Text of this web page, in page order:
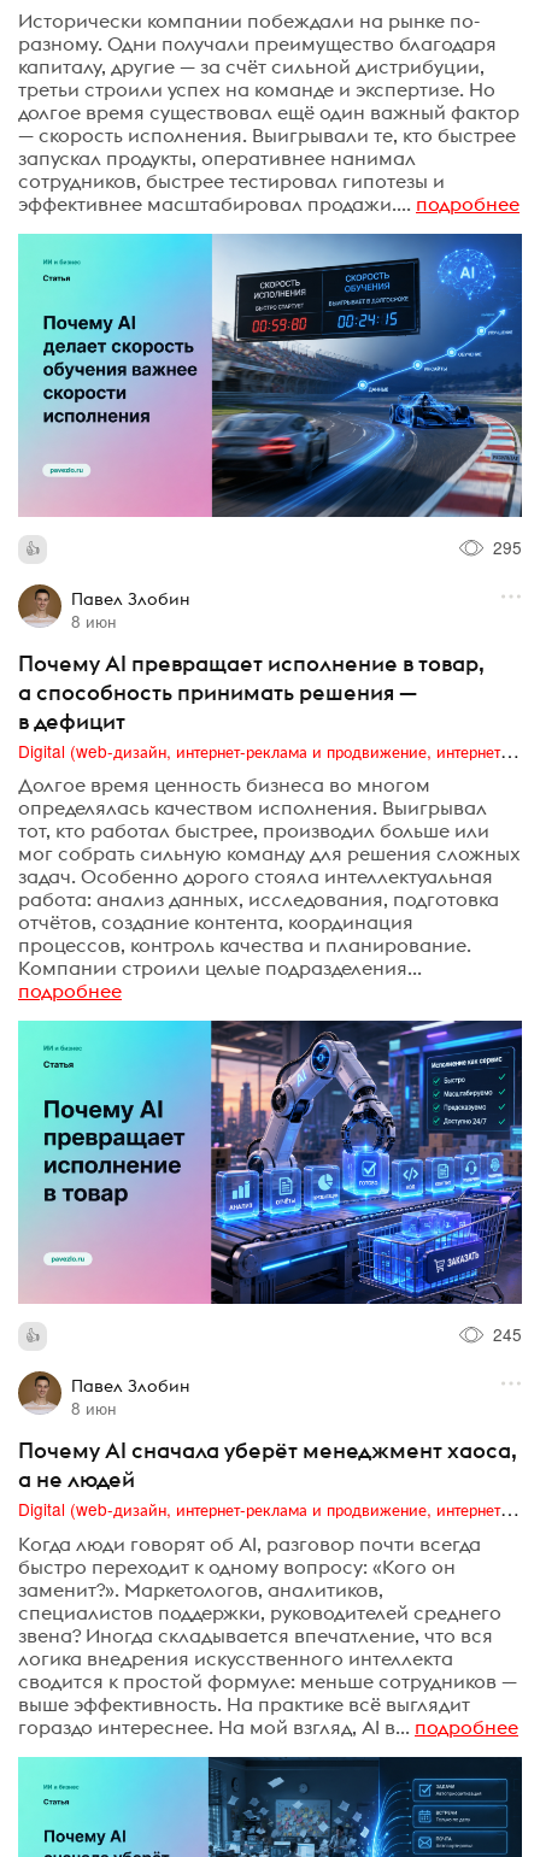
Исторически компании побеждали на рынке по-
разному. Одни получали преимущество благодаря
капиталу, другие — за счёт сильной дистрибуции,
третьи строили успех на команде и экспертизе. Но
долгое время существовал ещё один важный фактор
— скорость исполнения. Выигрывали те, кто быстрее
запускал продукты, оперативнее нанимал
сотрудников, быстрее тестировал гипотезы и
эффективнее масштабировал продажи.... подробнее
295
Павел Злобин
8 июн
Почему AI превращает исполнение в товар,
а способность принимать решения —
в дефицит
Digital (web-дизайн, интернет-реклама и продвижение, интернет-сообщества и блоги, интернет-коммуникации, мобильный маркетинг, реклама на цифровых экранах)
Долгое время ценность бизнеса во многом
определялась качеством исполнения. Выигрывал
тот, кто работал быстрее, производил больше или
мог собрать сильную команду для решения сложных
задач. Особенно дорого стояла интеллектуальная
работа: анализ данных, исследования, подготовка
отчётов, создание контента, координация
процессов, контроль качества и планирование.
Компании строили целые подразделения...
подробнее
245
Павел Злобин
8 июн
Почему AI сначала уберёт менеджмент хаоса,
а не людей
Digital (web-дизайн, интернет-реклама и продвижение, интернет-сообщества и блоги, интернет-коммуникации, мобильный маркетинг, реклама на цифровых экранах)
Когда люди говорят об AI, разговор почти всегда
быстро переходит к одному вопросу: «Кого он
заменит?». Маркетологов, аналитиков,
специалистов поддержки, руководителей среднего
звена? Иногда складывается впечатление, что вся
логика внедрения искусственного интеллекта
сводится к простой формуле: меньше сотрудников —
выше эффективность. На практике всё выглядит
гораздо интереснее. На мой взгляд, AI в... подробнее